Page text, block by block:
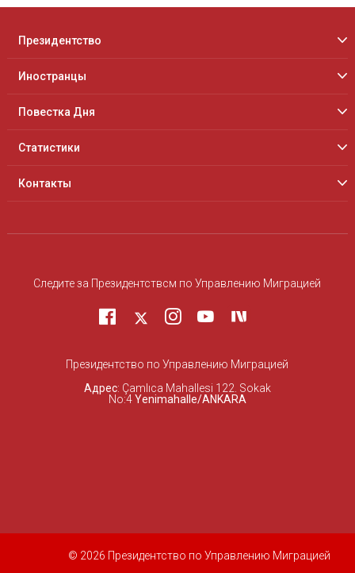
Президентство
Иностранцы
Повестка Дня
Статистики
Контакты
Следите за Президентствcм по Управлению Миграцией
Президентство по Управлению Миграцией
Адрес: Çamlıca Mahallesi 122. Sokak
No:4Yenimahalle/ANKARA
© 2026 Президентство по Управлению Миграцией